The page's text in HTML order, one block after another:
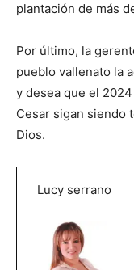
plantación de más
Por último, la
pueblo vallenato la
y desea que el
Cesar sigan siendo
Dios.
Lucy serrano